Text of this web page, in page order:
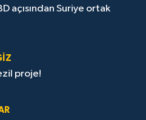
açısından Suriye ortak
proje!